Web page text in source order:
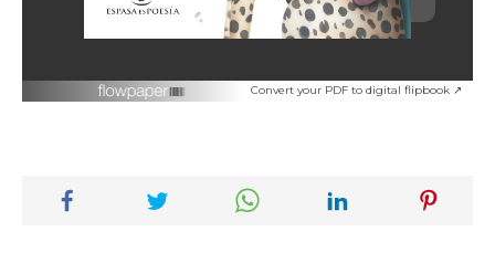
Convert your PDF to digital flipbook ↗